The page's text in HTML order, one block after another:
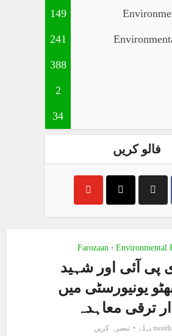
149
241
388
2
34
فالو کریں
Environmental
•
Farozaan
پی آئی اور شہید
یونیورسٹی میں
ترقی معاہدہ
تبصرہ کریں